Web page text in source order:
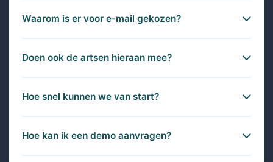
Waarom is er voor e-mail gekozen?
Doen ook de artsen hieraan mee?
Hoe snel kunnen we van start?
Hoe kan ik een demo aanvragen?